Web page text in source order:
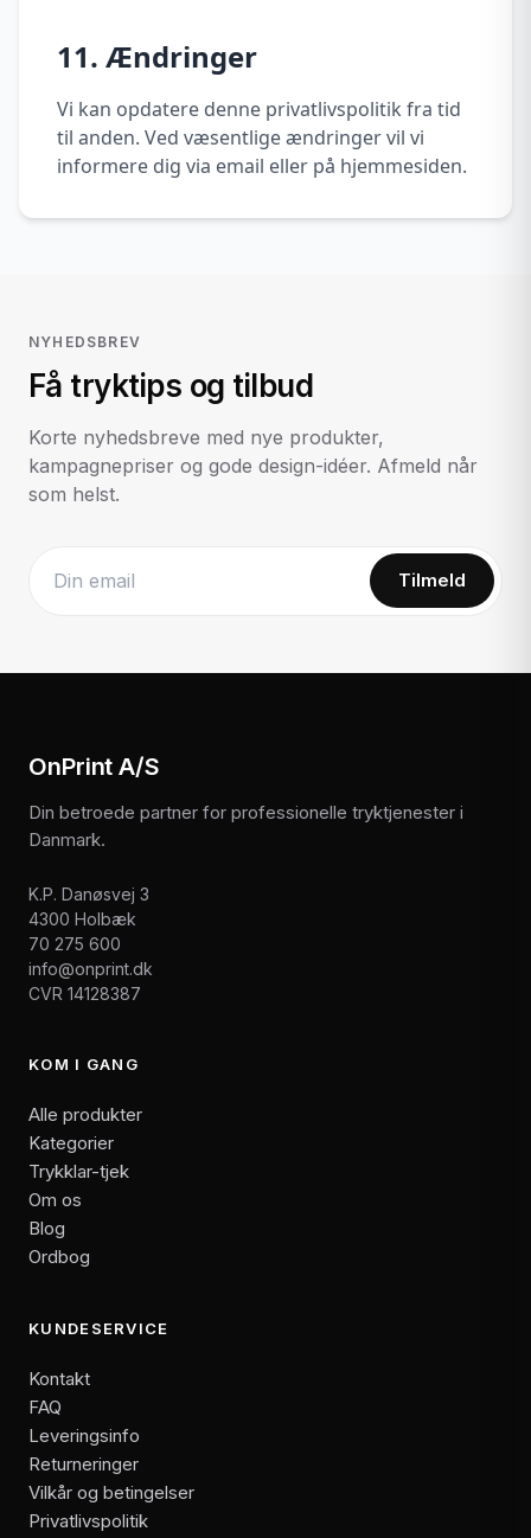
11. Ændringer
Vi kan opdatere denne privatlivspolitik fra tid
til anden. Ved væsentlige ændringer vil vi
informere dig via email eller på hjemmesiden.
NYHEDSBREV
Få tryktips og tilbud
Korte nyhedsbreve med nye produkter,
kampagnepriser og gode design-idéer. Afmeld når
som helst.
Tilmeld
OnPrint A/S
Din betroede partner for professionelle tryktjenester i
Danmark.
K.P. Danøsvej 3
4300 Holbæk
70 275 600
info@onprint.dk
CVR 14128387
KOM I GANG
Alle produkter
Kategorier
Trykklar-tjek
Om os
Blog
Ordbog
KUNDESERVICE
Kontakt
FAQ
Leveringsinfo
Returneringer
Vilkår og betingelser
Privatlivspolitik